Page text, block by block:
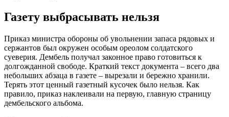
Газету выбрасывать нельзя
Приказ министра обороны об увольнении запаса рядовых и
сержантов был окружен особым ореолом солдатского
суеверия. Дембель получал законное право готовиться к
долгожданной свободе. Краткий текст документа – всего два
небольших абзаца в газете – вырезали и бережно хранили.
Терять этот ценный газетный кусочек было нельзя. Как
правило, приказ наклеивали на первую, главную страницу
дембельского альбома.